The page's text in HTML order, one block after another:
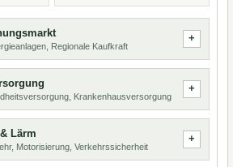
Regionale Kaufkraft
Krankenhausversorgung
Lärm
Motorisierung, Verkehrssicherheit